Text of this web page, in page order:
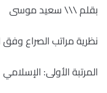
بقلم \\\ سعيد موسى
نظرية مراتب الصراع وفق
المرتبة الأولى: